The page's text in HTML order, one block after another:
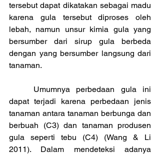
tersebut dapat dikatakan sebagai madu
karena gula tersebut diproses oleh
lebah, namun unsur kimia gula yang
bersumber dari sirup gula berbeda
dengan yang bersumber langsung dari
tanaman.
dapat terjadi karena perbedaan jenis
tanaman antara tanaman berbunga dan
berbuah (C3) dan tanaman produsen
gula seperti tebu (C4) (Wang & Li
2011). Dalam mendeteksi adanya